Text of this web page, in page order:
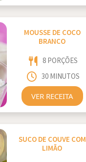
MOUSSE DE COCO
BRANCO
8 PORÇÕES
30 MINUTOS
VER RECEITA
SUCO DE COUVE COM
LIMÃO